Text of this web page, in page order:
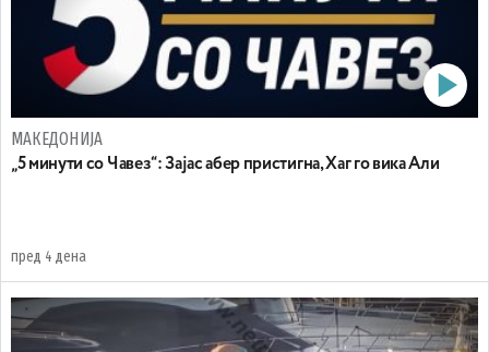
МАКЕДОНИЈА
„5 минути со Чавез“: Зајас абер пристигна, Хаг го вика Али
пред 4 дена